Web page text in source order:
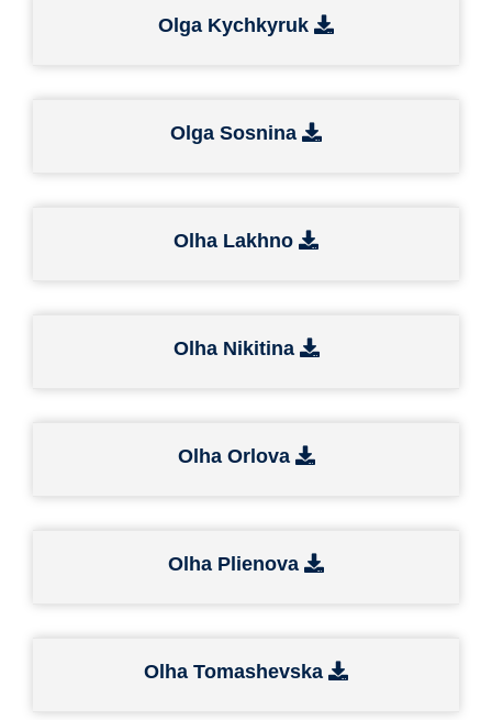
Olga Kychkyruk
Olga Sosnina
Olha Lakhno
Olha Nikitina
Olha Orlova
Olha Plienova
Olha Tomashevska